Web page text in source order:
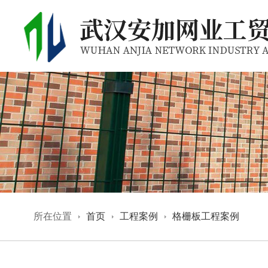
所在位置 首页 工程案例 格栅板工程案例